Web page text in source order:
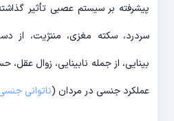
پیشرفته بر سیستم عصبی تأثیر
سردرد، سکته مغزی، مننژیت، از
بینایی، از جمله نابینایی، زوال
عملکرد جنسی در مردان (ناتوانی